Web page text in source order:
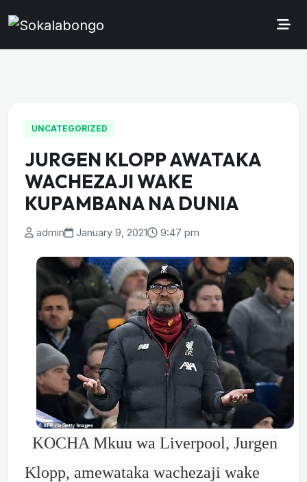
UNCATEGORIZED
JURGEN KLOPP AWATAKA
WACHEZAJI WAKE
KUPAMBANA NA DUNIA
admin January 9, 2021 9:47 pm
KOCHA Mkuu wa Liverpool, Jurgen
Klopp, amewataka wachezaji wake